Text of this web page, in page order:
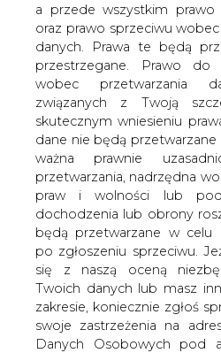
a przede wszystkim
oraz prawo sprzeciwu
danych. Prawa te będą
przestrzegane. Prawo do
wobec przetwarzania
związanych z Twoją
skutecznym wniesieniu
dane nie będą
ważna prawnie
przetwarzania, nadrzędna
praw i wolności lub
dochodzenia lub obrony
będą przetwarzane w celu
po zgłoszeniu sprzeciwu.
się z naszą oceną
Twoich danych lub masz
zakresie, koniecznie zgłoś
swoje zastrzeżenia na
Danych Osobowych pod
Enron zaprzestał
Zjednoczonych
TotalFinaElf przy
ziemnego z Kataru do
Amerykanie odsprzedali
Energy Ltd realizującym
USD. TotalFinaElf liczy teraz
udziału w przedsięwzięciu,
zastąpić Enron innym
#Energetyka #świat
Artykuł powstał bez wsparcia
Wydawca portalu CIRE zgadza
szkoleń treningowych LLM.